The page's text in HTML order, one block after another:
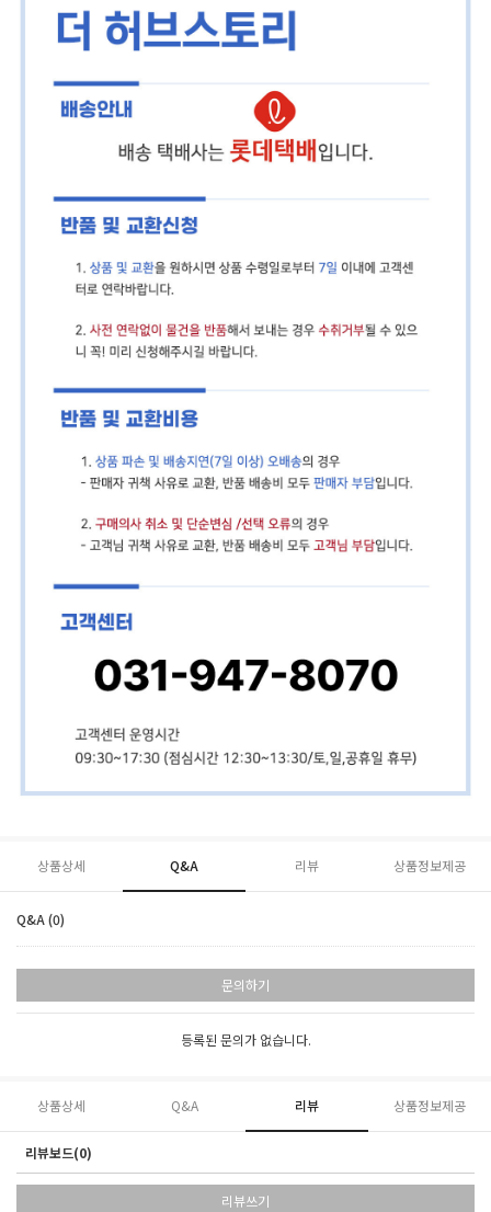
상품상세 Q&A 리뷰 상품정보제공
Q&A (0)
문의하기
등록된 문의가 없습니다.
상품상세 Q&A 리뷰 상품정보제공
리뷰보드(0)
리뷰쓰기